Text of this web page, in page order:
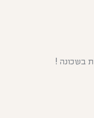
בשכונה !